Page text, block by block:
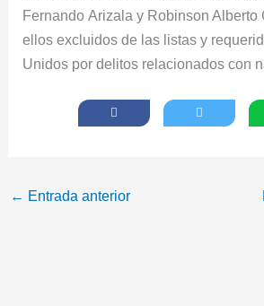
Fernando Arizala y Robinson Alberto
ellos excluidos de las listas y
Unidos por delitos relacionados con
← Entrada anterior